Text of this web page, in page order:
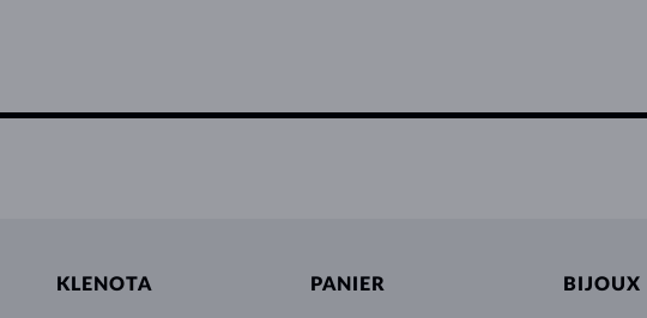
KLENOTA PANIER BIJOUX